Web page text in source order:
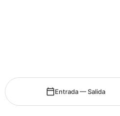
Entrada — Salida